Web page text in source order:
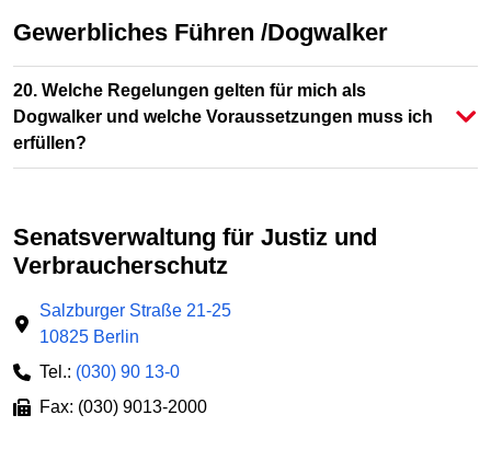
Gewerbliches Führen /Dogwalker
20. Welche Regelungen gelten für mich als
Dogwalker und welche Voraussetzungen muss ich
erfüllen?
Senatsverwaltung für Justiz und
Verbraucherschutz
Salzburger Straße 21-25
10825 Berlin
Tel.: (030) 90 13-0
Fax: (030) 9013-2000